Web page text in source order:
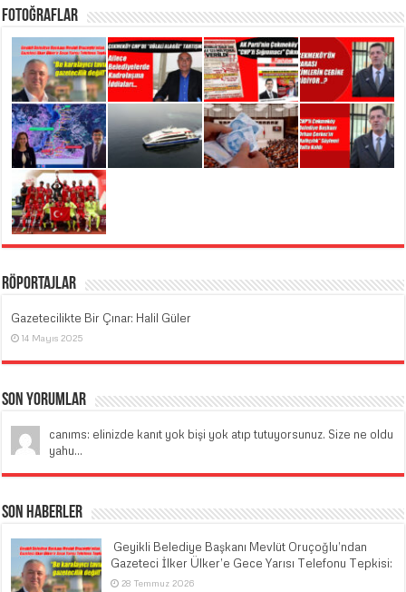
Fotoğraflar
Röportajlar
Gazetecilikte Bir Çınar: Halil Güler
14 Mayıs 2025
Son Yorumlar
canıms: elinizde kanıt yok bişi yok atıp tutuyorsunuz. Size ne oldu
yahu...
Son Haberler
​ Geyikli Belediye Başkanı Mevlüt Oruçoğlu’ndan
Gazeteci İlker Ülker’e Gece Yarısı Telefonu Tepkisi:
28 Temmuz 2026